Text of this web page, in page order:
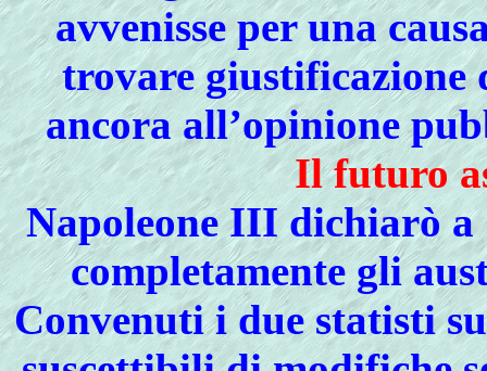
avvenisse per una
trovare giustificazione
ancora all’opinione
Il futuro
Napoleone III dichiarò a
completamente gli
Convenuti i due statisti